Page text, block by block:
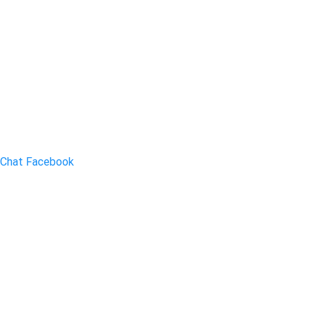
Chat Facebook